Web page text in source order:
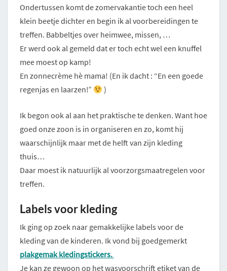
Ondertussen komt de zomervakantie toch een heel
klein beetje dichter en begin ik al voorbereidingen te
treffen. Babbeltjes over heimwee, missen, …
Er werd ook al gemeld dat er toch echt wel een knuffel
mee moest op kamp!
En zonnecrème hè mama! (En ik dacht : “En een goede
regenjas en laarzen!”
)
Ik begon ook al aan het praktische te denken. Want hoe
goed onze zoon is in organiseren en zo, komt hij
waarschijnlijk maar met de helft van zijn kleding
thuis…
Daar moest ik natuurlijk al voorzorgsmaatregelen voor
treffen.
Labels voor kleding
Ik ging op zoek naar gemakkelijke labels voor de
kleding van de kinderen. Ik vond bij goedgemerkt
plakgemak kledingstickers.
Je kan ze gewoon op het wasvoorschrift etiket van de